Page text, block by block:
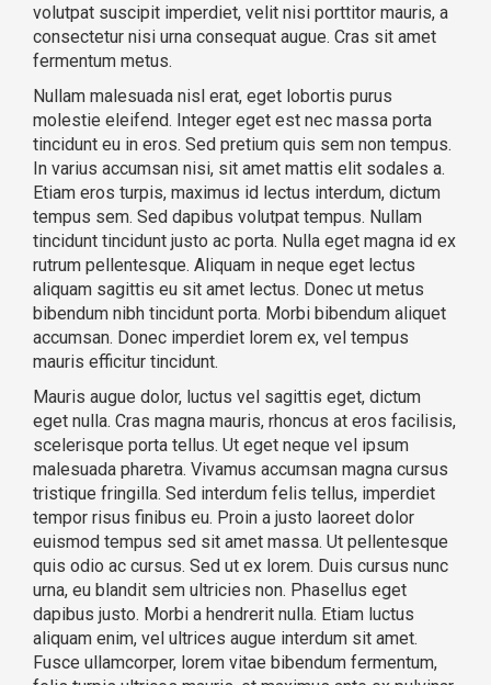
volutpat suscipit imperdiet, velit nisi porttitor mauris, a
consectetur nisi urna consequat augue. Cras sit amet
fermentum metus.
Nullam malesuada nisl erat, eget lobortis purus
molestie eleifend. Integer eget est nec massa porta
tincidunt eu in eros. Sed pretium quis sem non tempus.
In varius accumsan nisi, sit amet mattis elit sodales a.
Etiam eros turpis, maximus id lectus interdum, dictum
tempus sem. Sed dapibus volutpat tempus. Nullam
tincidunt tincidunt justo ac porta. Nulla eget magna id ex
rutrum pellentesque. Aliquam in neque eget lectus
aliquam sagittis eu sit amet lectus. Donec ut metus
bibendum nibh tincidunt porta. Morbi bibendum aliquet
accumsan. Donec imperdiet lorem ex, vel tempus
mauris efficitur tincidunt.
Mauris augue dolor, luctus vel sagittis eget, dictum
eget nulla. Cras magna mauris, rhoncus at eros facilisis,
scelerisque porta tellus. Ut eget neque vel ipsum
malesuada pharetra. Vivamus accumsan magna cursus
tristique fringilla. Sed interdum felis tellus, imperdiet
tempor risus finibus eu. Proin a justo laoreet dolor
euismod tempus sed sit amet massa. Ut pellentesque
quis odio ac cursus. Sed ut ex lorem. Duis cursus nunc
urna, eu blandit sem ultricies non. Phasellus eget
dapibus justo. Morbi a hendrerit nulla. Etiam luctus
aliquam enim, vel ultrices augue interdum sit amet.
Fusce ullamcorper, lorem vitae bibendum fermentum,